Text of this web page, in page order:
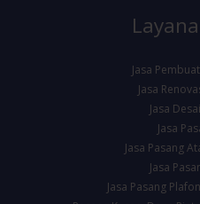
Jasa
Jasa
Jasa
Jasa
Jasa Pasang
Jasa
Jasa Pasang